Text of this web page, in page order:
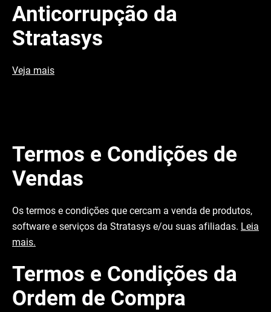
Anticorrupção da
Stratasys
Veja mais
Termos e Condições de
Vendas
Os termos e condições que cercam a venda de produtos,
software e serviços da Stratasys e/ou suas afiliadas. Leia
mais.
Termos e Condições da
Ordem de Compra